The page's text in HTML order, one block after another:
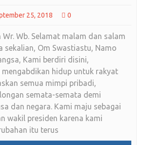
25, 2018 0
Wb. Selamat malam dan salam
sekalian, Om Swastiastu, Namo
Kami berdiri disini,
hidup untuk rakyat
semua mimpi pribadi,
semata-semata demi
dan negara. Kami maju sebagai
wakil presiden karena kami
itu terus